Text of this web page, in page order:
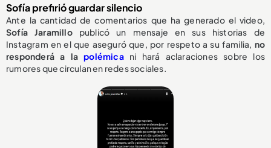
Sofía prefirió guardar silencio
Ante la cantidad de comentarios que ha generado el video,
Sofía Jaramillopublicó un mensaje en sus historias de
Instagram en el que aseguró que, por respeto a su familia, no
responderá a lapolémica ni hará aclaraciones sobre los
rumores que circulan en redes sociales.